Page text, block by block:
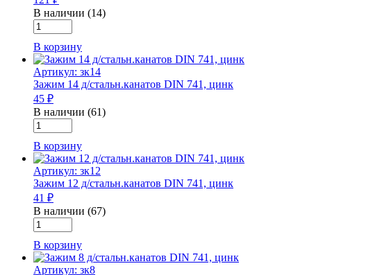
741,
цинк
В наличии (14)
Количество
товара
Зажим
22
д/
стальн.канатов
DIN
741,
цинк
В корзину
Артикул: зк14
Зажим 14 д/стальн.канатов DIN 741, цинк
45 ₽
В наличии (61)
Количество
товара
Зажим
14
д/
стальн.канатов
DIN
741,
цинк
В корзину
Артикул: зк12
Зажим 12 д/стальн.канатов DIN 741, цинк
41 ₽
В наличии (67)
Количество
товара
Зажим
12
д/
В корзину
Артикул: зк8